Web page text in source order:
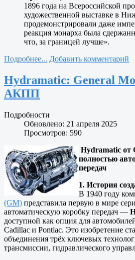
1896 года на Всероссийской
художественной выставке в
продемонстрировали даже
реакция монарха была
что, за границей лучше».
Подробнее... Добавить комментарий
Hydramatic: General
АКПП
Подробности
Обновлено: 21 апреля 2025
Просмотров: 590
Hydramatic от
полностью
передач
1. История
В 1940 году
(GM) представила первую в мире
автоматическую коробку передач —
доступной как опция для
Cadillac и Pontiac. Это изобретение
объединения трёх ключевых
трансмиссии, гидравлического